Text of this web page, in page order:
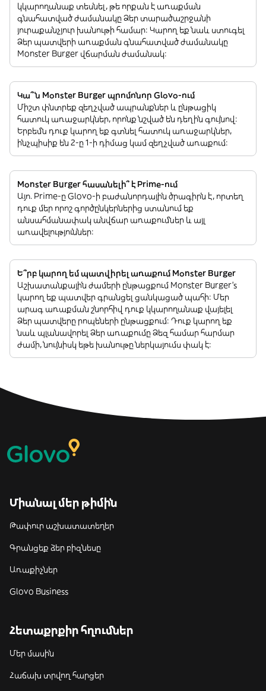
կկարողանաք տեսնել, թե որքան է առաքման
գնահատված ժամանակը Ձեր տարածաշրջանի
յուրաքանչյուր խանութի համար: Կարող եք նաև ստուգել
Ձեր պատվերի առաքման գնահատված ժամանակը
Monster Burger վճարման ժամանակ:
Կա՞ն Monster Burger պրոմոնոր Glovo-ում
Միշտ փնտրեք զեղչված ապրանքներ և ընթացիկ
հատուկ առաջարկներ, որոնք նշված են դեղին գույնով:
Երբեմն դուք կարող եք գտնել հատուկ առաջարկներ,
ինչպիսիք են 2-ը 1-ի դիմաց կամ զեղչված առաքում:
Monster Burger հասանելի՞ է Prime-ում
Այո. Prime-ը Glovo-ի բաժանորդային ծրագիրն է, որտեղ
դուք մեր որոշ գործընկերներից ստանում եք
անսահմանափակ անվճար առաքումներ և այլ
առավելություններ:
Ե՞րբ կարող եմ պատվիրել առաքում Monster Burger
Աշխատանքային ժամերի ընթացքում Monster Burger’s
կարող եք պատվեր գրանցել ցանկացած պահի: Մեր
արագ առաքման շնորհիվ դուք կկարողանաք վայելել
Ձեր պատվերը րոպեների ընթացքում: Դուք կարող եք
նաև պլանավորել Ձեր առաքումը Ձեզ համար հարմար
ժամի, նույնիսկ եթե խանութը ներկայումս փակ է:
Միանալ մեր թիմին
Թափուր աշխատատեղեր
Գրանցեք ձեր բիզնեսը
Առաքիչներ
Glovo Business
Հետաքրքիր հղումներ
Մեր մասին
Հաճախ տրվող հարցեր